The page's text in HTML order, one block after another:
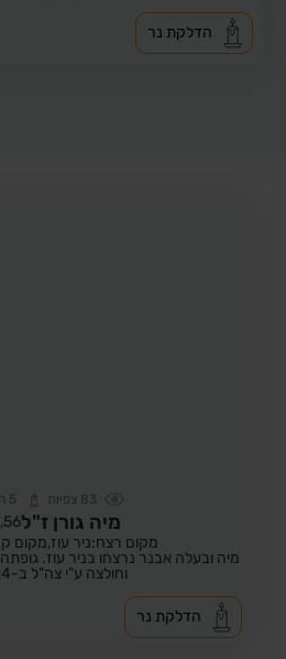
הדלקת נר
83 צפיות 5
מיה גורן ז"ל56,
מקום רצח:ניר עוז,מקום
מיה ובעלה אבנר נרצחו בניר עוז.
וחולצה ע"י צה"ל ב-24/7/24
הדלקת נר